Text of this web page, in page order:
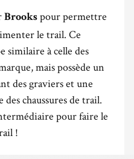
Brooks pour permettre
le trail. Ce
similaire à celle des
mais possède un
des graviers et une
des chaussures de trail.
pour faire le
!